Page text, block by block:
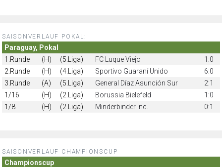
SAISONVERLAUF POKAL:
Paraguay, Pokal
1.Runde
(H) (5.Liga) FC Luque Viejo
1:0
2.Runde
(H) (4.Liga) Sportivo Guaraní Unido
6:0
3.Runde
(A) (5.Liga) General Díaz Asunción Sur
2:1
1/16
(H) (2.Liga) Borussia Bielefeld
1:0
1/8
(H) (2.Liga) Minderbinder Inc. 0:1
SAISONVERLAUF CHAMPIONSCUP
Championscup